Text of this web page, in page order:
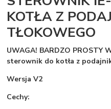
KOTŁA Z
TŁOKOWEGO
UWAGA! BARDZO PROSTY
sterownik do kotła z
Wersja V2
Cechy: